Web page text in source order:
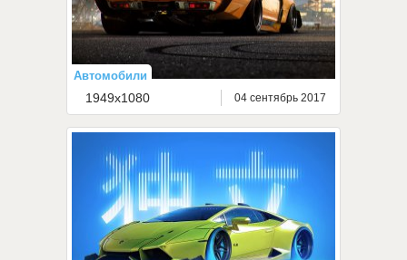
Автомобили
1949x1080 04 сентябрь 2017